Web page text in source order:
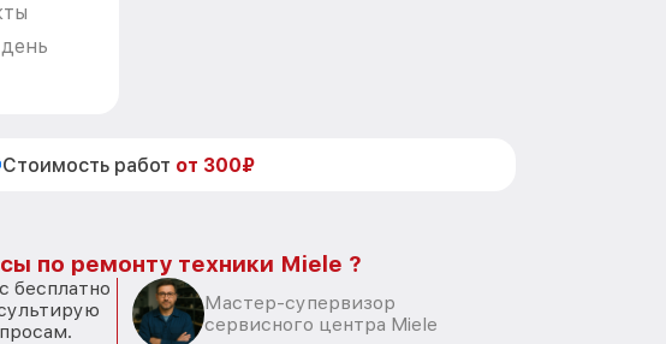
Стоимость работ от 300₽
по ремонту техники Miele ?
бесплатно
Мастер-супервизор
сервисного центра Miele